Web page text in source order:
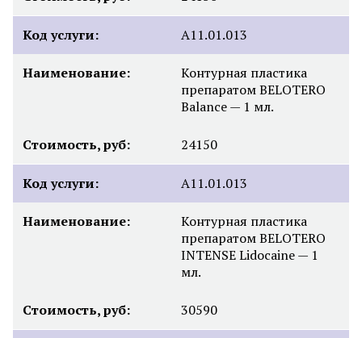
Код услуги: А11.01.013
Наименование:
Контурная пластика
препаратом BELOTERO
Balance — 1 мл.
Стоимость, руб: 24150
Код услуги: А11.01.013
Наименование:
Контурная пластика
препаратом BELOTERO
INTENSE Lidocaine — 1
мл.
Стоимость, руб: 30590